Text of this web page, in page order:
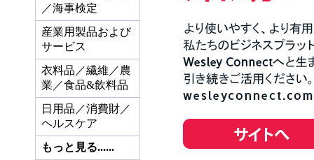
／海事検定
産業用製品および
サービス
衣料品／繊維／農
業／食品&飲料品
日用品／消費財／
ヘルスケア
もっと見る......